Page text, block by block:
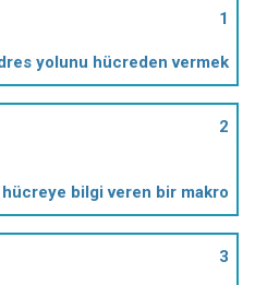
1
yolunu hücreden vermek
2
bilgi veren bir makro
3